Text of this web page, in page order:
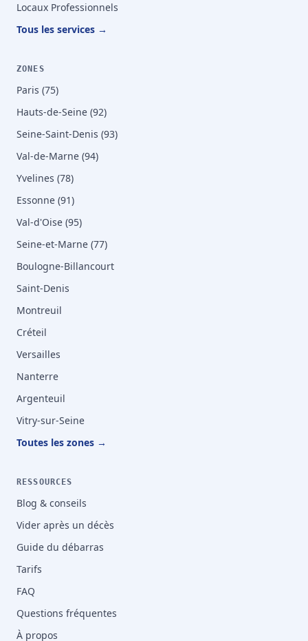
Locaux Professionnels
Tous les services →
ZONES
Paris (75)
Hauts-de-Seine (92)
Seine-Saint-Denis (93)
Val-de-Marne (94)
Yvelines (78)
Essonne (91)
Val-d'Oise (95)
Seine-et-Marne (77)
Boulogne-Billancourt
Saint-Denis
Montreuil
Créteil
Versailles
Nanterre
Argenteuil
Vitry-sur-Seine
Toutes les zones →
RESSOURCES
Blog & conseils
Vider après un décès
Guide du débarras
Tarifs
FAQ
Questions fréquentes
À propos